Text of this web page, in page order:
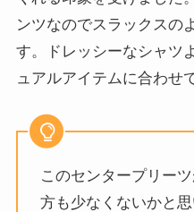
ンツなのでスラックスの
す。ドレッシーなシャツ
ュアルアイテムに合わせ
このセンタープリー
方も少なくないかと